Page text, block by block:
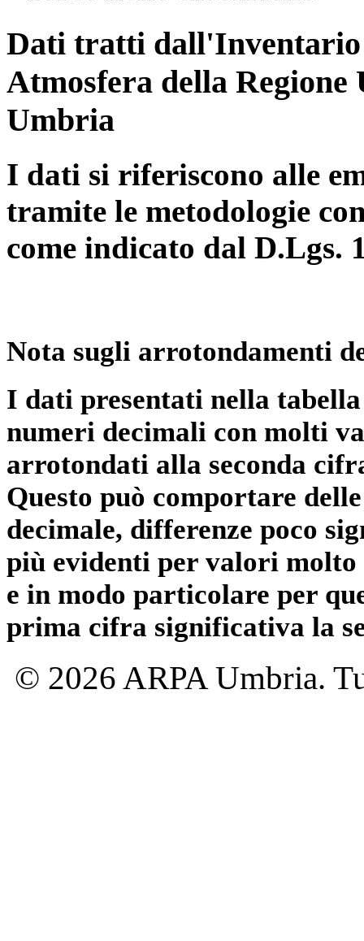
Dati tratti dall'Inventario
Atmosfera della
Umbria
I dati si riferiscono alle
tramite le metodologie
come indicato dal D.Lgs.
Nota sugli arrotondamenti
I dati presentati nella
numeri decimali con molti
arrotondati alla seconda
Questo può comportare
decimale, differenze poco
più evidenti per valori
e in modo particolare per
prima cifra significativa la
© 2026 ARPA Umbria.